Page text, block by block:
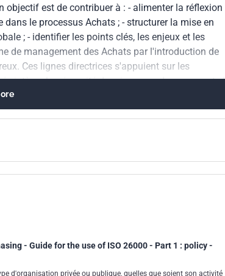
objectif est de contribuer à : - alimenter la réflexion
le processus Achats ; - structurer la mise en
; - identifier les points clés, les enjeux et les
de management des Achats par l'introduction de
Ces lignes directrices s'appuient sur les
intègre la nécessité de mieux prendre en compte
sur leurs stratégies de
de management environnemental et de la
- Guide for the use of ISO 26000 - Part 1 : policy -
d'organisation privée ou publique, quelles que soient son activité